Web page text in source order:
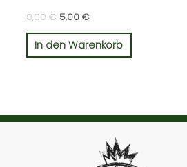
8,00€ 5,00 €
In den Warenkorb
YouTube